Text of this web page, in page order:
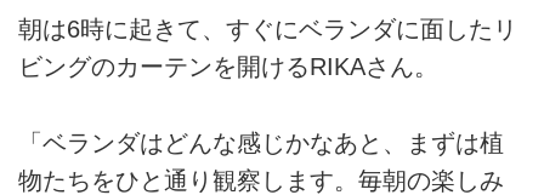
朝は6時に起きて、すぐにベランダに面したリ
ビングのカーテンを開けるRIKAさん。
「ベランダはどんな感じかなあと、まずは植
物たちをひと通り観察します。毎朝の楽しみ